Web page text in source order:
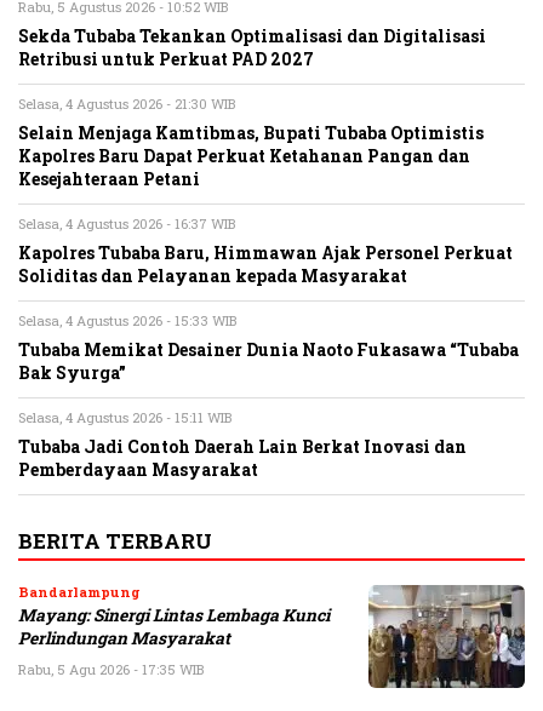
Rabu, 5 Agustus 2026 - 10:52 WIB
Sekda Tubaba Tekankan Optimalisasi dan Digitalisasi
Retribusi untuk Perkuat PAD 2027
Selasa, 4 Agustus 2026 - 21:30 WIB
Selain Menjaga Kamtibmas, Bupati Tubaba Optimistis
Kapolres Baru Dapat Perkuat Ketahanan Pangan dan
Kesejahteraan Petani
Selasa, 4 Agustus 2026 - 16:37 WIB
Kapolres Tubaba Baru, Himmawan Ajak Personel Perkuat
Soliditas dan Pelayanan kepada Masyarakat
Selasa, 4 Agustus 2026 - 15:33 WIB
Tubaba Memikat Desainer Dunia Naoto Fukasawa “Tubaba
Bak Syurga”
Selasa, 4 Agustus 2026 - 15:11 WIB
Tubaba Jadi Contoh Daerah Lain Berkat Inovasi dan
Pemberdayaan Masyarakat
BERITA TERBARU
Bandarlampung
Mayang: Sinergi Lintas Lembaga Kunci
Perlindungan Masyarakat
Rabu, 5 Agu 2026 - 17:35 WIB